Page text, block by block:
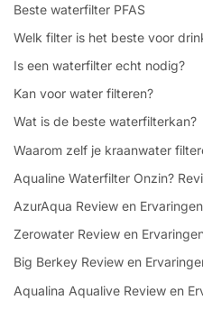
Beste waterfilter PFAS
Welk filter is het beste voor
Is een waterfilter echt nodig?
Kan voor water filteren?
Wat is de beste waterfilterkan?
Waarom zelf je kraanwater
Aqualine Waterfilter Onzin?
AzurAqua Review en
Zerowater Review en
Big Berkey Review en
Aqualina Aqualive Review en